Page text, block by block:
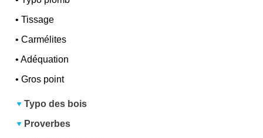
•Tissage
•Carmélites
•Adéquation
•Gros point
Typo des bois
Proverbes